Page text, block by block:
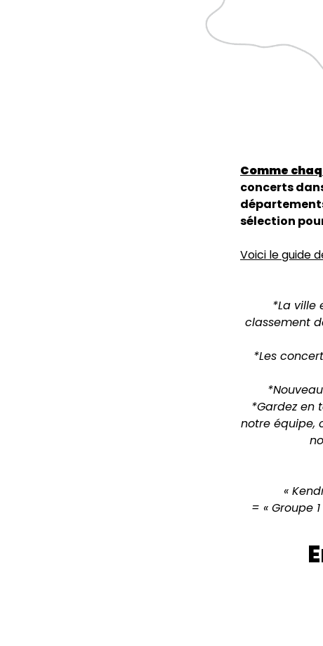
Comme
concerts
sélection
Voici le guide
*La ville
classement
*Les
*Gardez en
notre équipe,
«
= « Groupe